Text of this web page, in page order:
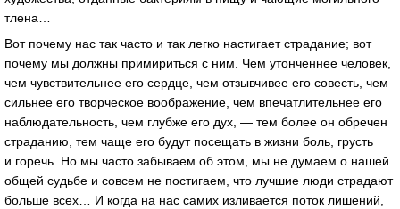
тлена…
Вот почему нас так часто и так легко настигает страдание; вот
почему мы должны примириться с ним. Чем утонченнее человек,
чем чувствительнее его сердце, чем отзывчивее его совесть, чем
сильнее его творческое воображение, чем впечатлительнее его
наблюдательность, чем глубже его дух, — тем более он обречен
страданию, тем чаще его будут посещать в жизни боль, грусть
и горечь. Но мы часто забываем об этом, мы не думаем о нашей
общей судьбе и совсем не постигаем, что лучшие люди страдают
больше всех… И когда на нас самих изливается поток лишений,